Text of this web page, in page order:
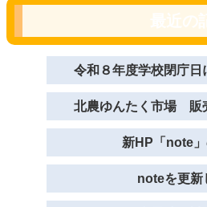
令和８年度学校閉庁日
北農ゆんたく市場 販
新HP「note
noteを更新